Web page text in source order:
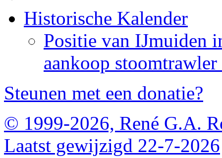
Historische Kalender
Positie van IJmuiden
aankoop
Steunen met een donatie?
© 1999-2026, René G.A.
Laatst gewijzigd 22-7-2026